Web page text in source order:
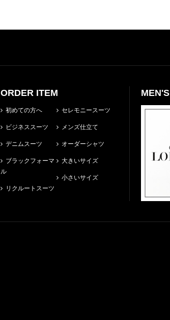
ORDER ITEM
初めての方へ
ビジネススーツ
デニムスーツ
ブラックフォーマ
ル
リクルートスーツ
セレモニースーツ
メンズ仕立て
オーダーシャツ
大きいサイズ
小さいサイズ
MEN'S